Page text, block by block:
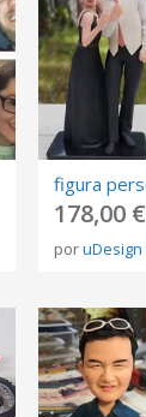
178,00 €
poruDesign